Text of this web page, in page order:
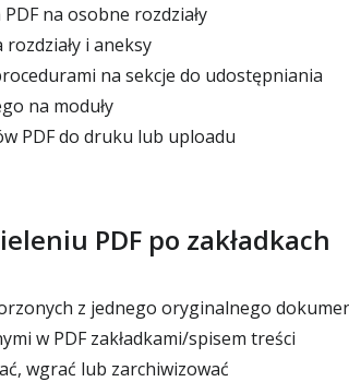
na osobne rozdziały
i aneksy
na sekcje do udostępniania
na moduły
PDF do druku lub uploadu
PDF po zakładkach
z jednego oryginalnego
w PDF zakładkami/spisem treści
wgrać lub zarchiwizować